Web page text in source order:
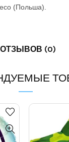
(Польша).
ОТЗЫВОВ (0)